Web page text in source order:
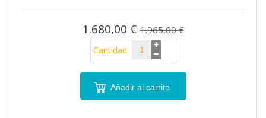
imágenes
1.680,00 € 1.965,00 €
Cantidad
Añadir al carrito